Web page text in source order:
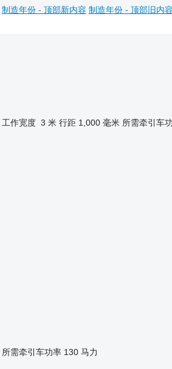
制造年份 - 顶部新内容 制造年份 - 顶部旧内容
工作宽度 3 米 行距 1,000 毫米 所需牵引车
所需牵引车功率 130 马力